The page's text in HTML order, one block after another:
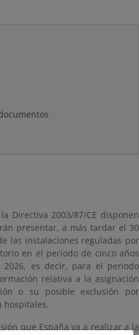
Directiva 2003/87/CE disponen
presentar, a más tardar el 30
las instalaciones reguladas por
en el período de cinco años
es decir, para el periodo
relativa a la asignación
o su posible exclusión por
hospitales.
que España va a realizar a la